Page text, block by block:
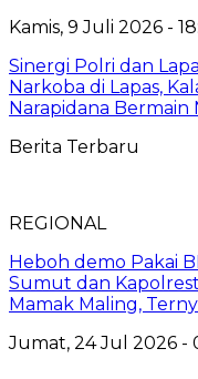
Kamis, 9 Juli 2026 -
Sinergi Polri dan
Narkoba di Lapas,
Narapidana Bermain
Berita Terbaru
REGIONAL
Heboh demo Pakai
Sumut dan
Mamak Maling,
Jumat, 24 Jul 2026 -